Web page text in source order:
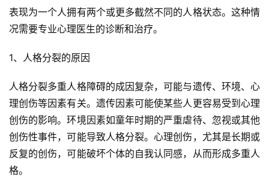
表现为一个人拥有两个或更多截然不同的人格状态。这种情
况需要专业心理医生的诊断和治疗。
1、人格分裂的原因
人格分裂多重人格障碍的成因复杂，可能与遗传、环境、心
理创伤等因素有关。遗传因素可能使某些人更容易受到心理
创伤的影响。环境因素如童年时期的严重虐待、忽视或其他
创伤性事件，可能导致人格分裂。心理创伤，尤其是长期或
反复的创伤，可能破坏个体的自我认同感，从而形成多重人
格。